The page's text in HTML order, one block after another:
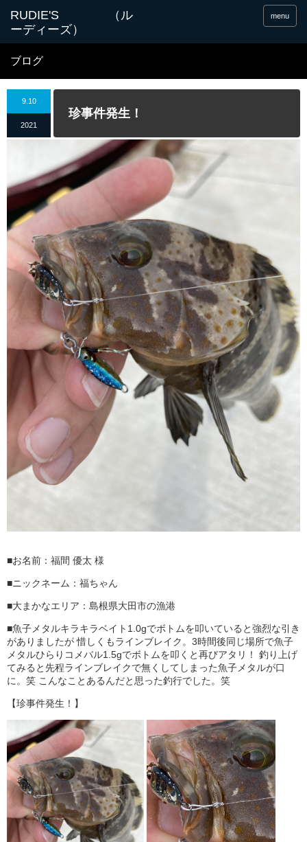
menu
ブログ
9.10
2021
珍事件発生！
■お名前：福間 優太 様
■ニックネーム：福ちゃん
■大まかなエリア：島根県大田市の漁港
■魚子メタルキラキラベイト1.0gでボトムを叩いていると強烈な引き
がありましたが 惜しくもラインブレイク。3時間後同じ場所で魚子
メタルひらりコメバル1.5gでボトムを叩くと再びアタリ！ 釣り上げ
てみると先程ラインブレイクで無くしてしまった魚子メタルが口
に。笑 こんなことあるんだと思った釣行でした。笑
【珍事件発生！】